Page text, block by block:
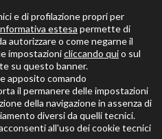
decoratori
e di profilazione propri per
estesa permette di
autorizzare o come negarne il
impostazionicliccando quio sul
su questo banner.
apposito comando
il permanere delle impostazioni
della navigazione in assenza di
diversi da quelli tecnici.
all'uso dei cookie tecnici